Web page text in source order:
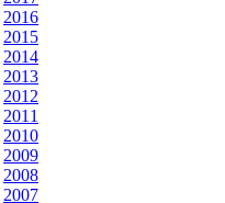
2016
2015
2014
2013
2012
2011
2010
2009
2008
2007